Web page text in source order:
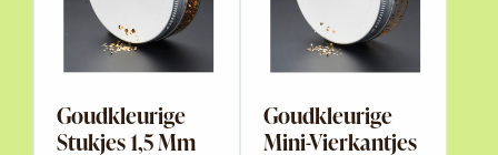
Goudkleurige
Stukjes 1,5 Mm
Goudkleurige
Mini-Vierkantjes